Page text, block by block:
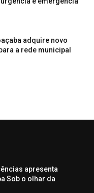
adquire novo
a rede municipal
apresenta
Sob o olhar da